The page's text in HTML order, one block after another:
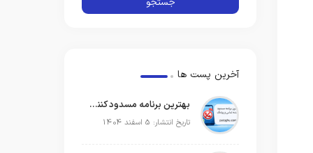
آخرین پست ها
بهترین برنامه مسدود کننده تماس و پیامک در سال 2026
تاریخ انتشار: 5 اسفند 1404